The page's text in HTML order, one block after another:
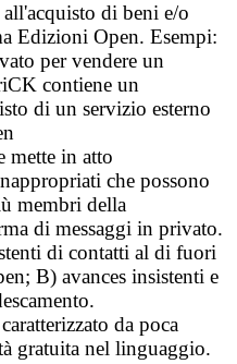
di beni e/o
Edizioni Open. Esempi:
per vendere un
contiene un
di un servizio esterno
mette in atto
che possono
membri della
di messaggi in privato.
di contatti al di fuori
B) avances insistenti e
da poca
gratuita nel linguaggio.